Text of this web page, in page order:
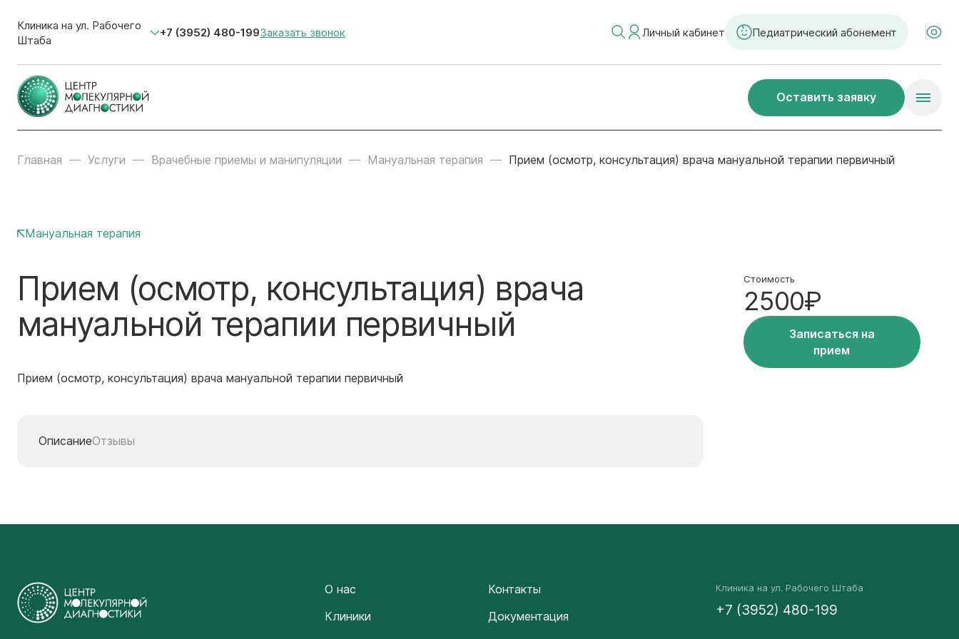
Клиника на ул. Рабочего
Штаба
+7 (3952) 480-199Заказать звонок Личный кабинет Педиатрический абонемент
Оставить заявку
Главная Услуги Врачебные приемы и манипуляции Мануальная терапия Прием (осмотр, консультация) врача мануальной терапии первичный
Мануальная терапия
Прием (осмотр, консультация) врача
мануальной терапии первичный
Прием (осмотр, консультация) врача мануальной терапии первичный
ОписаниеОтзывы
Стоимость
2500₽
Записаться на
прием
О нас
Клиники
Контакты
Документация
Клиника на ул. Рабочего Штаба
+7 (3952) 480-199